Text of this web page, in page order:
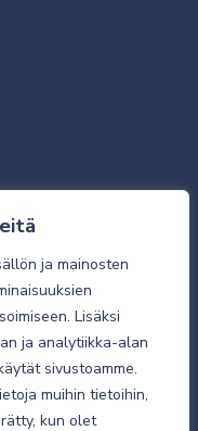
ja mainosten
Lisäksi
ja analytiikka-alan
sivustoamme.
muihin tietoihin,
kun olet